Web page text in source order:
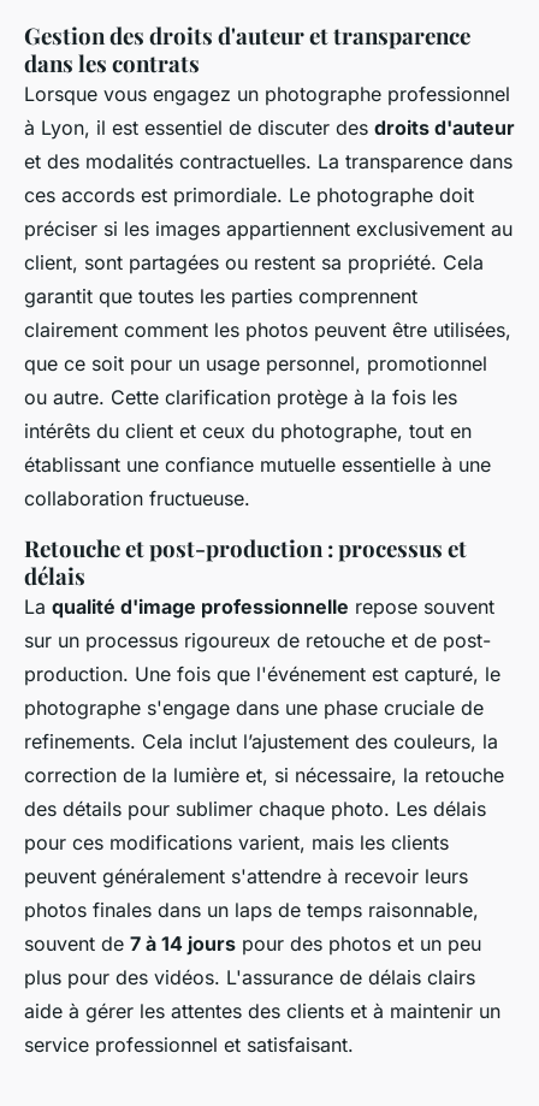
Gestion des droits d'auteur et transparence
dans les contrats
Lorsque vous engagez un photographe professionnel
à Lyon, il est essentiel de discuter des droits d'auteur
et des modalités contractuelles. La transparence dans
ces accords est primordiale. Le photographe doit
préciser si les images appartiennent exclusivement au
client, sont partagées ou restent sa propriété. Cela
garantit que toutes les parties comprennent
clairement comment les photos peuvent être utilisées,
que ce soit pour un usage personnel, promotionnel
ou autre. Cette clarification protège à la fois les
intérêts du client et ceux du photographe, tout en
établissant une confiance mutuelle essentielle à une
collaboration fructueuse.
Retouche et post-production : processus et
délais
La qualité d'image professionnelle repose souvent
sur un processus rigoureux de retouche et de post-
production. Une fois que l'événement est capturé, le
photographe s'engage dans une phase cruciale de
refinements. Cela inclut l’ajustement des couleurs, la
correction de la lumière et, si nécessaire, la retouche
des détails pour sublimer chaque photo. Les délais
pour ces modifications varient, mais les clients
peuvent généralement s'attendre à recevoir leurs
photos finales dans un laps de temps raisonnable,
souvent de 7 à 14 jours pour des photos et un peu
plus pour des vidéos. L'assurance de délais clairs
aide à gérer les attentes des clients et à maintenir un
service professionnel et satisfaisant.